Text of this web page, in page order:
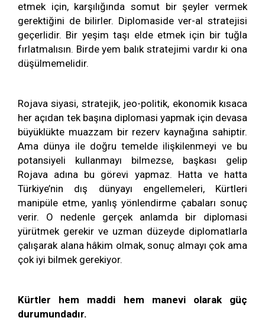
etmek için, karşılığında somut bir şeyler vermek
gerektiğini de bilirler. Diplomaside ver-al stratejisi
geçerlidir. Bir yeşim taşı elde etmek için bir tuğla
fırlatmalısın. Birde yem balık stratejimi vardır ki ona
düşülmemelidir.
Rojava siyasi, stratejik, jeo-politik, ekonomik kısaca
her açıdan tek başına diplomasi yapmak için devasa
büyüklükte muazzam bir rezerv kaynağına sahiptir.
Ama dünya ile doğru temelde ilişkilenmeyi ve bu
potansiyeli kullanmayı bilmezse, başkası gelip
Rojava adına bu görevi yapmaz. Hatta ve hatta
Türkiye’nin dış dünyayı engellemeleri, Kürtleri
manipüle etme, yanlış yönlendirme çabaları sonuç
verir. O nedenle gerçek anlamda bir diplomasi
yürütmek gerekir ve uzman düzeyde diplomatlarla
çalışarak alana hâkim olmak, sonuç almayı çok ama
çok iyi bilmek gerekiyor.
Kürtler hem maddi hem manevi olarak güç
durumundadır.